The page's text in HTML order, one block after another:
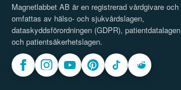
Magnetlabbet AB är en registrerad vårdgivare och
omfattas av hälso- och sjukvårdslagen,
dataskyddsförordningen (GDPR), patientdatalagen
och patientsäkerhetslagen.